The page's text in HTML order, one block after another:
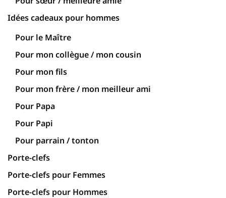
Idées cadeaux pour hommes
Pour le Maître
Pour mon collègue / mon cousin
Pour mon fils
Pour mon frère / mon meilleur ami
Pour Papa
Pour Papi
Pour parrain / tonton
Porte-clefs
Porte-clefs pour Femmes
Porte-clefs pour Hommes